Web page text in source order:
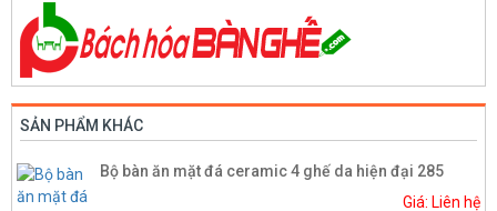
SẢN PHẨM KHÁC
Bộ bàn ăn mặt đá ceramic 4 ghế da hiện đại 285
Giá: Liên hệ